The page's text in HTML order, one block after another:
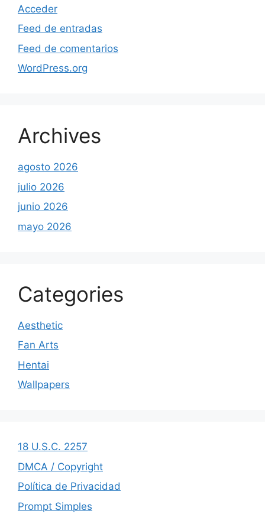
Acceder
Feed de entradas
Feed de comentarios
WordPress.org
Archives
agosto 2026
julio 2026
junio 2026
mayo 2026
Categories
Aesthetic
Fan Arts
Hentai
Wallpapers
18 U.S.C. 2257
DMCA / Copyright
Política de Privacidad
Prompt Simples